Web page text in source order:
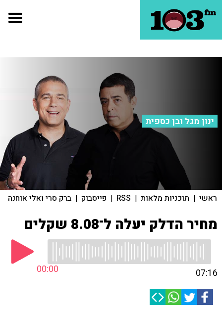
ינון מגל ובן כספית
ראשי | תוכניות מלאות |
RSS
| פייסבוק | ברק סרי ואלי אוחנה
מחיר הדלק יעלה ל־8.08 שקלים
00:00 07:16